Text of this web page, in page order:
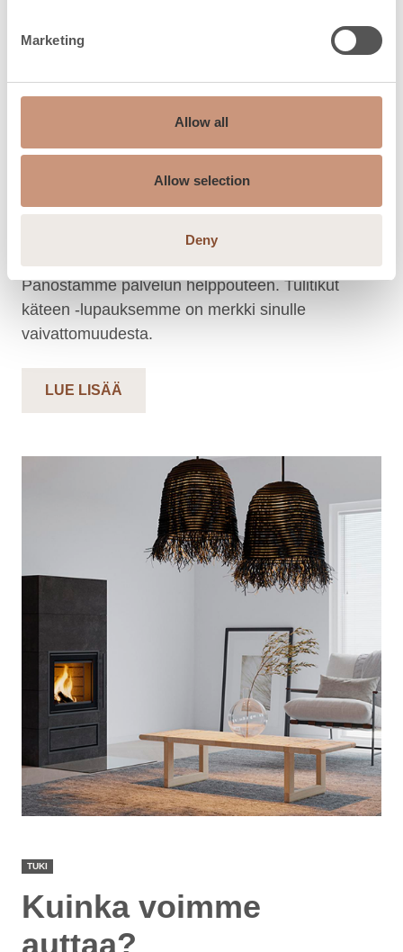
Marketing
Allow all
Allow selection
Deny
Tarjoamme palvelut
tarpeidesi mukaan
Panostamme palvelun helppouteen. Tulitikut
käteen -lupauksemme on merkki sinulle
vaivattomuudesta.
LUE LISÄÄ
TUKI
Kuinka voimme
auttaa?